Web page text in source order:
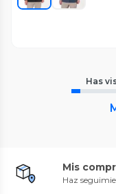
Has
Mis
Haz